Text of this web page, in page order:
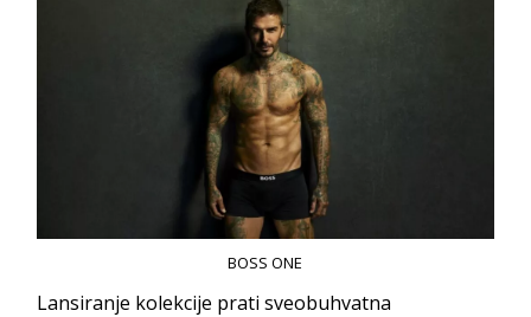
BOSS ONE
Lansiranje kolekcije prati sveobuhvatna